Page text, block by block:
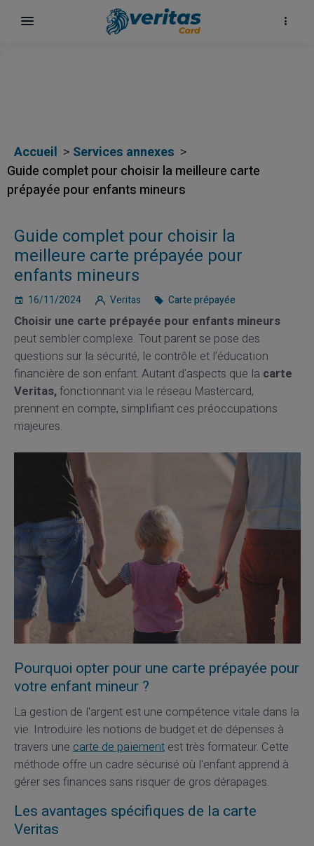
Accueil
Services annexes
Guide complet pour choisir la meilleure carte
prépayée pour enfants mineurs
Guide complet pour choisir la
meilleure carte prépayée pour
enfants mineurs
16/11/2024 Veritas Carte prépayée
Choisir une carte prépayée pour enfants mineurs
peut sembler complexe. Tout parent se pose des
questions sur la sécurité, le contrôle et l'éducation
financière de son enfant. Autant d'aspects que la carte
Veritas,fonctionnant via le réseau Mastercard,
prennent en compte, simplifiant ces préoccupations
majeures.
Pourquoi opter pour une carte prépayée pour
votre enfant mineur ?
La gestion de l'argent est une compétence vitale dans la
vie. Introduire les notions de budget et de dépenses à
travers unecarte de paiementest très formateur. Cette
méthode offre un cadre sécurisé où l'enfant apprend à
gérer ses finances sans risquer de gros dérapages.
Les avantages spécifiques de la carte
Veritas